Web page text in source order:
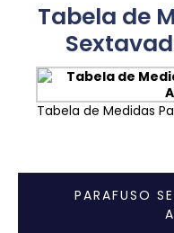
Tabela de
Tabela de Medidas
PARAFUSO